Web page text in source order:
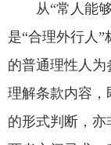
从“常人能
是“合理外行人
的普通理性人为
理解条款内容
的形式判断，